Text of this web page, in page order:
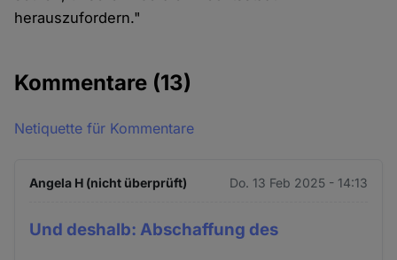
herauszufordern."
Kommentare (13)
Netiquette für Kommentare
Angela H (nicht überprüft) Do. 13 Feb 2025 - 14:13
Und deshalb: Abschaffung des